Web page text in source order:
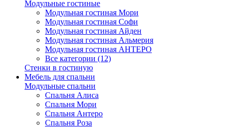
Модульные гостиные
Модульная гостиная Мори
Модульная гостиная Софи
Модульная гостиная Айден
Модульная гостиная Альмерия
Модульная гостиная АНТЕРО
Все категории (12)
Стенки в гостиную
Мебель для спальни
Модульные спальни
Спальня Алиса
Спальня Мори
Спальня Антеро
Спальня Роза